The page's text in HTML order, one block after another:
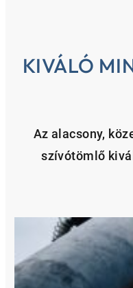
KIVÁLÓ
Az alacsony,
szívótömlő